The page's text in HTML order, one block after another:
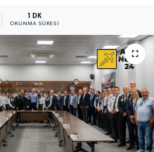
1 DK
OKUNMA SÜRESI